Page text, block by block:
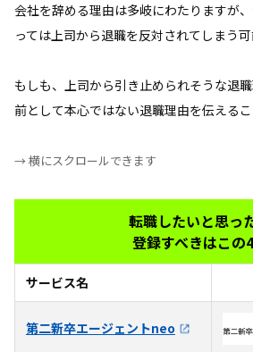
会社を辞める理由は多岐にわたりますが
っては上司から退職を反対されてしまう可
もしも、上司から引き止められそうな退
前として本心ではない退職理由を伝えるこ
→ 横にスクロールできます
転職したいと思っ
登録すべきはこの
サービス名
第二新卒エージェントneo